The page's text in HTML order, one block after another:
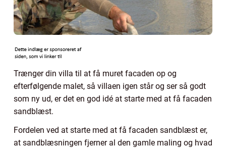
Trænger din villa til at få muret facaden op og
efterfølgende malet, så villaen igen står og ser så godt
som ny ud, er det en god idé at starte med at få facaden
sandblæst.
Fordelen ved at starte med at få facaden sandblæst er,
at sandblæsningen fjerner al den gamle maling og hvad